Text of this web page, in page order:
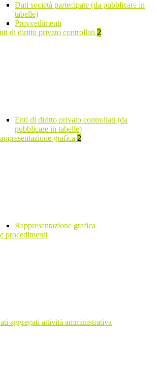
Dati società partecipate (da pubblicare in
tabelle)
Provvedimenti
di diritto privato controllati 2
Enti di diritto privato controllati (da
pubblicare in tabelle)
grafica 2
Rappresentazione grafica
procedimenti
aggregati attività amministrativa